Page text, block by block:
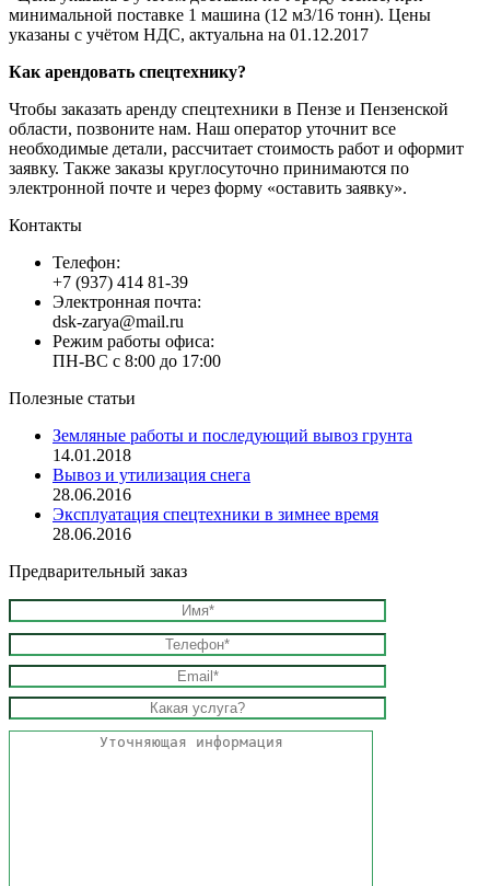
минимальной поставке 1 машина (12 м3/16 тонн). Цены
указаны с учётом НДС, актуальна на 01.12.2017
Как арендовать спецтехнику?
Чтобы заказать аренду спецтехники в Пензе и Пензенской
области, позвоните нам. Наш оператор уточнит все
необходимые детали, рассчитает стоимость работ и оформит
заявку. Также заказы круглосуточно принимаются по
электронной почте и через форму «оставить заявку».
Контакты
Телефон:
+7 (937) 414 81-39
Электронная почта:
dsk-zarya@mail.ru
Режим работы офиса:
ПН-ВС с 8:00 до 17:00
Полезные статьи
Земляные работы и последующий вывоз грунта
14.01.2018
Вывоз и утилизация снега
28.06.2016
Эксплуатация спецтехники в зимнее время
28.06.2016
Предварительный заказ